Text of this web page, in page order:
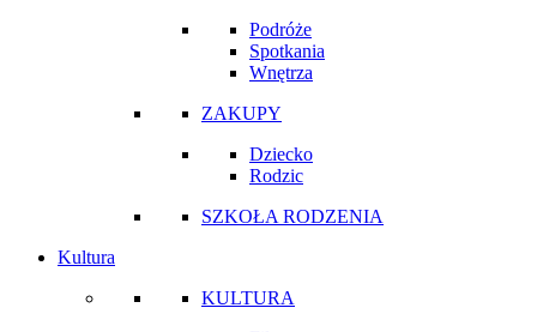
Podróże
Spotkania
Wnętrza
ZAKUPY
Dziecko
Rodzic
SZKOŁA RODZENIA
Kultura
KULTURA